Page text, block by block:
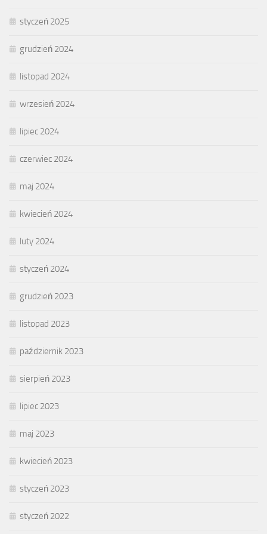
styczeń 2025
grudzień 2024
listopad 2024
wrzesień 2024
lipiec 2024
czerwiec 2024
maj 2024
kwiecień 2024
luty 2024
styczeń 2024
grudzień 2023
listopad 2023
październik 2023
sierpień 2023
lipiec 2023
maj 2023
kwiecień 2023
styczeń 2023
styczeń 2022